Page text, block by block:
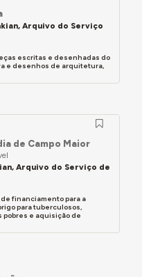
Arquivo do Serviço
escritas e desenhadas do
e desenhos de arquitetura,
de Campo Maior
Arquivo do Serviço de
financiamento para a
para tuberculosos,
pobres e aquisição de